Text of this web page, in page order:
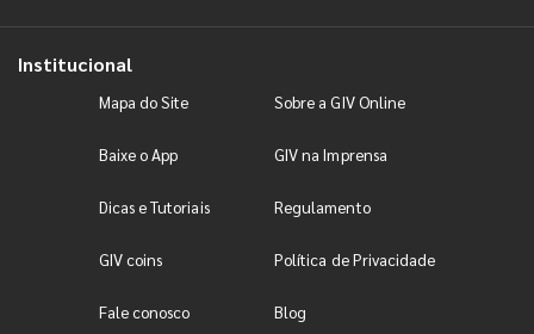
Institucional
Mapa do Site Sobre a GIV Online
Baixe o App GIV na Imprensa
Dicas e Tutoriais Regulamento
GIV coins Política de Privacidade
Fale conosco Blog